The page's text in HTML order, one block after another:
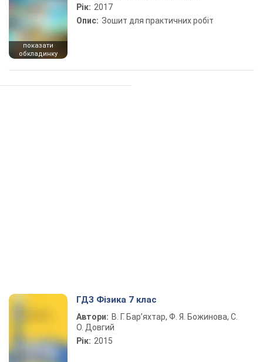
показати
обкладинку
Рік: 2017
Опис: Зошит для практичних робіт
ГДЗ Фізика 7 клас
Автори: В. Г. Бар’яхтар, Ф. Я. Божинова, С.
О. Довгий
Рік: 2015